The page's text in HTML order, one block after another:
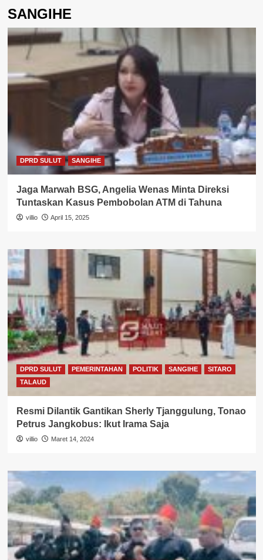
SANGIHE
DPRD SULUT SANGIHE
Jaga Marwah BSG, Angelia Wenas Minta Direksi
Tuntaskan Kasus Pembobolan ATM di Tahuna
villio April 15, 2025
DPRD SULUT PEMERINTAHAN POLITIK SANGIHE
SITARO
TALAUD
Resmi Dilantik Gantikan Sherly Tjanggulung, Tonao
Petrus Jangkobus: Ikut Irama Saja
villio Maret 14, 2024